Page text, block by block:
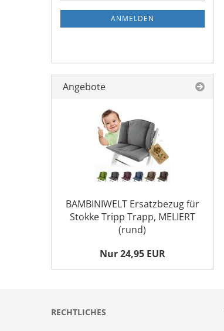
ANMELDEN
Angebote
BAMBINIWELT Ersatzbezug für
Stokke Tripp Trapp, MELIERT
(rund)
Nur 24,95 EUR
RECHTLICHES